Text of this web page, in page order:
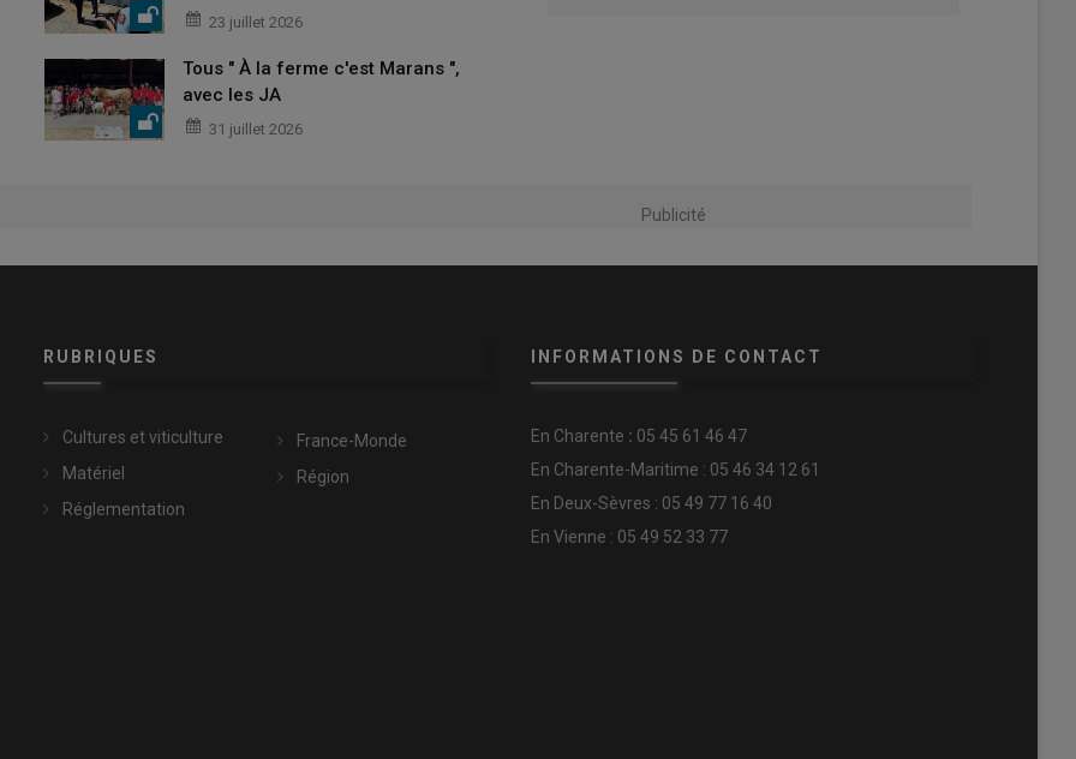
23 juillet 2026
Tous " À la ferme c'est Marans ",
avec les JA
31 juillet 2026
Publicité
RUBRIQUES
Cultures et viticulture
Matériel
Réglementation
France-Monde
Région
INFORMATIONS DE CONTACT
En Charente : 05 45 61 46 47
En Charente-Maritime : 05 46 34 12 61
En Deux-Sèvres : 05 49 77 16 40
En Vienne : 05 49 52 33 77